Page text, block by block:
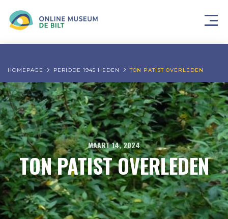
HOMEPAGE PERIODE 1945 HEDEN TON PATIST OVERLEDEN
MAART 14, 2024
TON PATIST OVERLEDEN